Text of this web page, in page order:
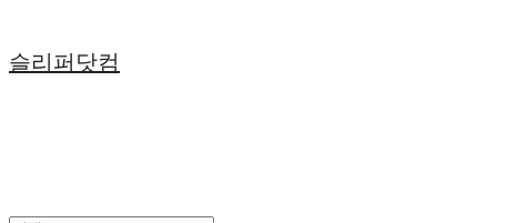
슬리퍼닷컴